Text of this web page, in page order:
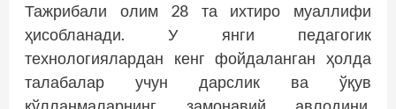
Тажрибали олим 28 та ихтиро муаллифи
ҳисобланади. У янги педагогик
технологиялардан кенг фойдаланган ҳолда
талабалар учун дарслик ва ўқув